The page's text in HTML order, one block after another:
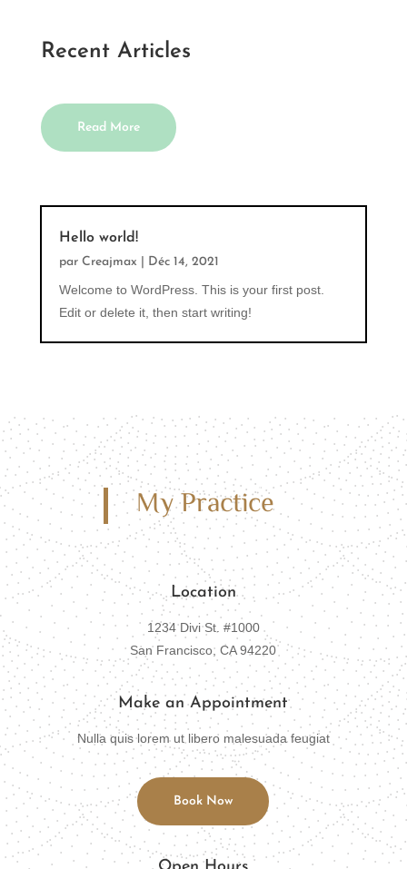
Recent Articles
Read More
Hello world!
par Creajmax Déc 14, 2021
Welcome to WordPress. This is your first post.
Edit or delete it, then start writing!
My Practice
Location
1234 Divi St. #1000
San Francisco, CA 94220
Make an Appointment
Nulla quis lorem ut libero malesuada feugiat
Book Now